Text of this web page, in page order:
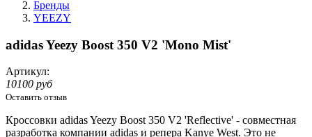
Бренды
YEEZY
adidas Yeezy Boost 350 V2 'Mono Mist'
Артикул:
10100 руб
Оставить отзыв
Кроссовки adidas Yeezy Boost 350 V2 'Reflective' - совместная
разработка компании adidas и репера Kanye West. Это не